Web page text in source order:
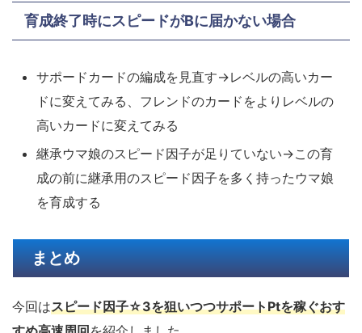
育成終了時にスピードがBに届かない場合
サポードカードの編成を見直す→レベルの高いカー
ドに変えてみる、フレンドのカードをよりレベルの
高いカードに変えてみる
継承ウマ娘のスピード因子が足りていない→この育
成の前に継承用のスピード因子を多く持ったウマ娘
を育成する
まとめ
今回はスピード因子☆3を狙いつつサポートPtを稼ぐおす